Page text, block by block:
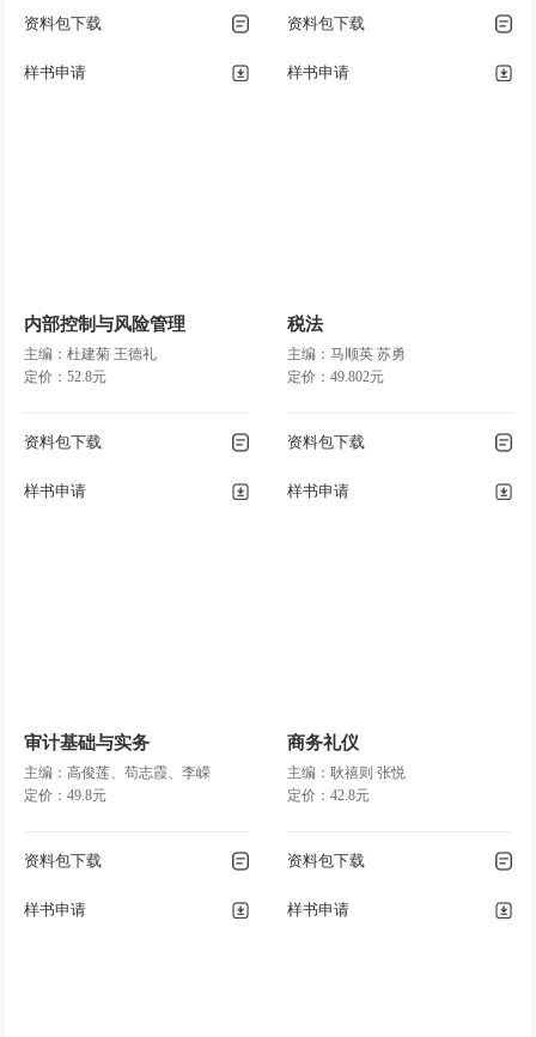
资料包下载
样书申请
资料包下载
样书申请
内部控制与风险管理
主编：杜建菊 王德礼
定价：52.8元
资料包下载
样书申请
税法
主编：马顺英 苏勇
定价：49.802元
资料包下载
样书申请
审计基础与实务
主编：高俊莲、苟志霞、李嵘
定价：49.8元
资料包下载
样书申请
商务礼仪
主编：耿禧则 张悦
定价：42.8元
资料包下载
样书申请